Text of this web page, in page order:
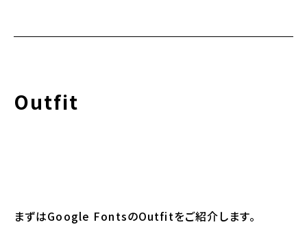
Outfit
まずはGoogle FontsのOutfitをご紹介します。